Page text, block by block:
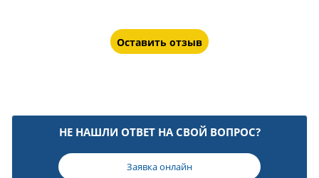
Оставить отзыв
НЕ НАШЛИ ОТВЕТ НА СВОЙ ВОПРОС?
Заявка онлайн